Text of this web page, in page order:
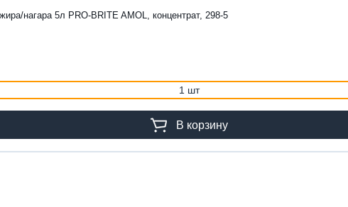
нагара 5л PRO-BRITE AMOL, концентрат, 298-5
1 шт
В корзину